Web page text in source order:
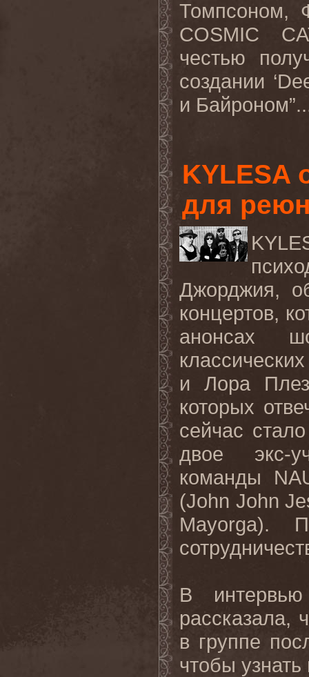
Томпсоном,
COSMIC
честью
создании
и
KYLESA
для
Джорджия,
концертов,
анонсах
и Лора
которых
сейчас
двое экс-
команды
(John John
Mayorga).
В
рассказала,
в группе
чтобы